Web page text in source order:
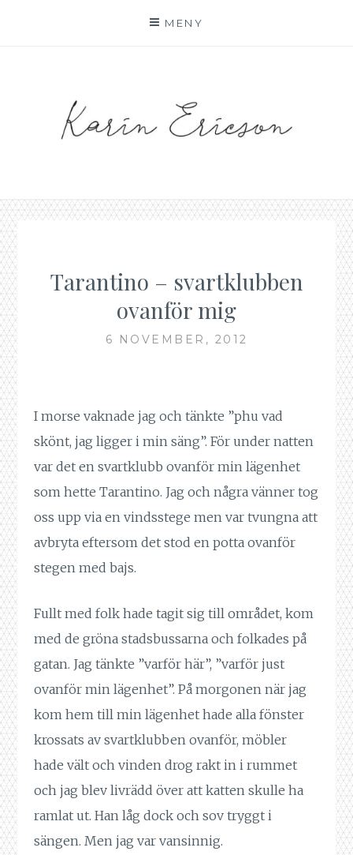
MENY
Tarantino – svartklubben
ovanför mig
6 NOVEMBER, 2012
I morse vaknade jag och tänkte ”phu vad
skönt, jag ligger i min säng”. För under natten
var det en svartklubb ovanför min lägenhet
som hette Tarantino. Jag och några vänner tog
oss upp via en vindsstege men var tvungna att
avbryta eftersom det stod en potta ovanför
stegen med bajs.
Fullt med folk hade tagit sig till området, kom
med de gröna stadsbussarna och folkades på
gatan. Jag tänkte ”varför här”, ”varför just
ovanför min lägenhet”. På morgonen när jag
kom hem till min lägenhet hade alla fönster
krossats av svartklubben ovanför, möbler
hade vält och vinden drog rakt in i rummet
och jag blev livrädd över att katten skulle ha
ramlat ut. Han låg dock och sov tryggt i
sängen. Men jag var vansinnig.